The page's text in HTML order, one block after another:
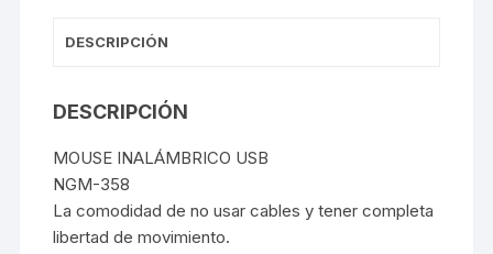
DESCRIPCIÓN
DESCRIPCIÓN
MOUSE INALÁMBRICO USB
NGM-358
La comodidad de no usar cables y tener completa
libertad de movimiento.